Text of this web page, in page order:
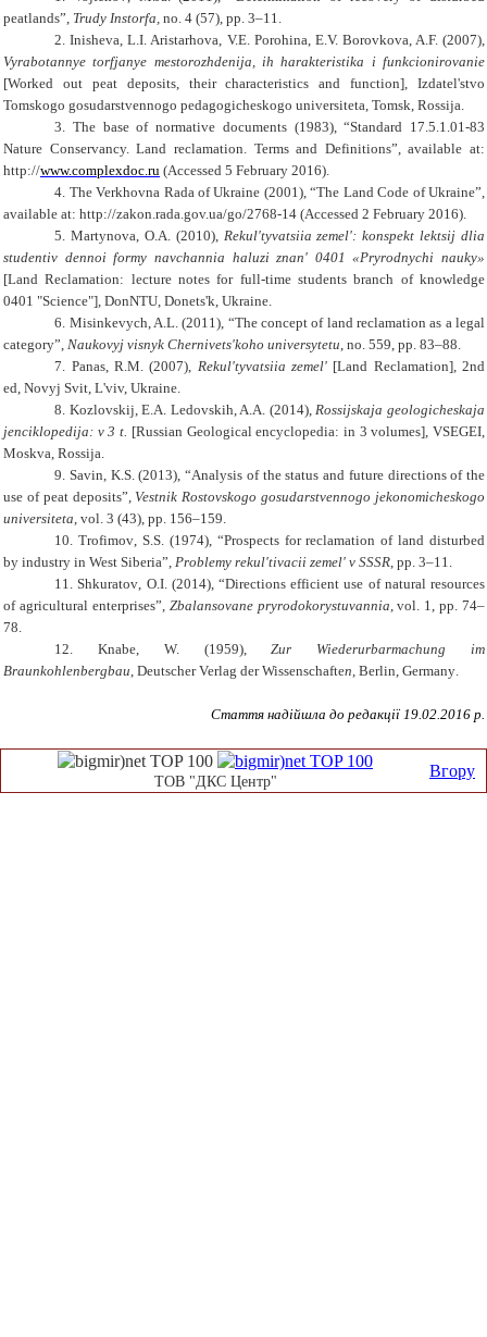
peatlands”, Trudy Instorfa, no. 4 (57), pp. 3–11.
2. Inisheva, L.I. Aristarhova, V.E. Porohina, E.V. Borovkova,A.F.(2007),
Vyrabotannye torfjanye mestorozhdenija, ih harakteristika i funkcionirovanie
[Worked out peat deposits, theircharacteristics and function], Izdatel'stvo
Tomskogo gosudarstvennogo pedagogicheskogo universiteta, Tomsk, Rossija.
3. The base of normative documents(1983),“Standard 17.5.1.01-83
Nature Conservancy. Land reclamation. Terms and Definitions”, available at:
http://www.complexdoc.ru (Accessed 5 February 2016).
4. The Verkhovna Rada of Ukraine (2001),“The Land Code of Ukraine”,
available at: http://zakon.rada.gov.ua/go/2768-14 (Accessed 2 February 2016).
5. Martynova, O.A.(2010), Rekul'tyvatsiia zemel': konspekt lektsij dlia
studentiv dennoi formy navchannia haluzi znan' 0401 «Pryrodnychi nauky»
[Land Reclamation: lecture notes for full-time students branch of knowledge
0401 "Science"], DonNTU, Donets'k, Ukraine.
6. Misinkevych,A.L.(2011), “The concept of land reclamation as a legal
category”, Naukovyj visnyk Chernivets'koho universytetu, no. 559, pp. 83–88.
7. Panas,R.M.(2007), Rekul'tyvatsiia zemel' [Land Reclamation],2nd
ed, Novyj Svit, L'viv, Ukraine.
8. Kozlovskij,E.A. Ledovskih,A.A. (2014),Rossijskaja geologicheskaja
jenciklopedija: v 3 t. [Russian Geological encyclopedia: in 3 volumes], VSEGEI,
Moskva, Rossija.
9. Savin,K.S.(2013),“Analysis of the status and future directions of the
use of peat deposits”, Vestnik Rostovskogo gosudarstvennogo jekonomicheskogo
universiteta, vol. 3 (43), pp. 156–159.
10. Trofimov, S.S.(1974), “Prospects for reclamation of land disturbed
by industry in West Siberia”, Problemy rekul'tivacii zemel' v SSSR, pp. 3–11.
11. Shkuratov, O.I.(2014), “Directions efficient use of natural resources
of agricultural enterprises”, Zbalansovane pryrodokorystuvannia, vol. 1,pp. 74–
78.
12.
Knabe, W.(1959),Zur Wiederurbarmachung im
Braunkohlenbergbau, Deutscher Verlag der Wissenschaften, Berlin, Germany.
Стаття надійшла до редакції 19.02.2016 р.
Вгору
ТОВ "ДКС Центр"